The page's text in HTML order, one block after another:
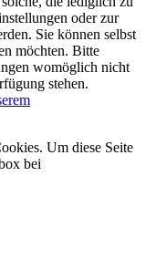
oder zur
Sie können selbst
möchten. Bitte
womöglich nicht
stehen.
Um diese Seite
bei